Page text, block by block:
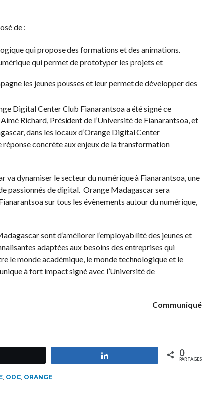
de :
qui propose des formations et des animations.
qui permet de prototyper les projets et
les jeunes pousses et leur permet de développer des
Digital Center Club Fianarantsoa a été signé ce
Richard, Président de l’Université de Fianarantsoa, et
dans les locaux d’Orange Digital Center
concrète aux enjeux de la transformation
dynamiser le secteur du numérique à Fianarantsoa, une
passionnés de digital. Orange Madagascar sera
sur tous les évènements autour du numérique,
sont d’améliorer l’employabilité des jeunes et
adaptées aux besoins des entreprises qui
le monde académique, le monde technologique et le
à fort impact signé avec l’Université de
Communiqué
0
PARTAGES
, ODC, ORANGE